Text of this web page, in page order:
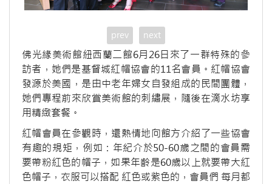
prev next
佛光緣美術館紐西蘭二館6月26日來了一群特殊的參
訪者，她們是基督城紅帽協會的11名會員。紅帽協會
發源於美國，是由中老年婦女自發組成的民間團體，
她們專程前來欣賞美術館的刺繡展，隨後在滴水坊享
用精緻套餐。
紅帽會員在參觀時，還熱情地向館方介紹了一些協會
有趣的規矩，例如：年紀介於50-60歲之間的會員需
要帶粉紅色的帽子，如果年齡是60歲以上就要帶大紅
色帽子，衣服可以搭配 紅色或紫色的，會員們 每月都